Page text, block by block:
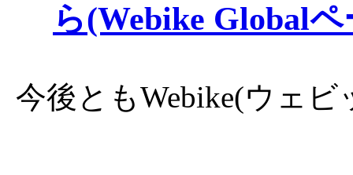
ら(Webike Global
今後ともWebike(ウェ